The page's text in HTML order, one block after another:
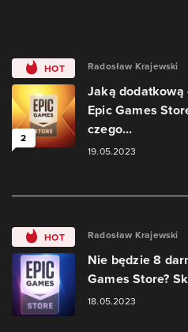
HOT
2
Radosław Krajewski
Jaką
Epic Games
czego...
19.05.2023
HOT Radosław Krajewski
Nie będzie 8
Games Store?
18.05.2023